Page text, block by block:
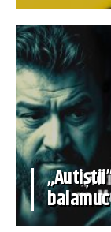
balamuc